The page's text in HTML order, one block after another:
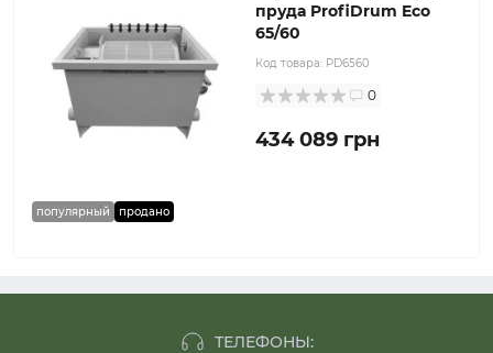
популярный продано
пруда ProfiDrum Eco
65/60
Код товара: PD6560
0
434 089 грн
ТЕЛЕФОНЫ: